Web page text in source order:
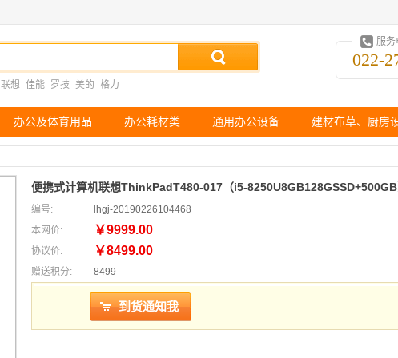
联想 佳能 罗技 美的 格力
服务
022-
办公及体育用品 办公耗材类 通用办公设备 建材布草、厨房
便携式计算机联想ThinkPadT480-017（i5-8250U8GB128GSSD+500GB
编号:
lhgj-20190226104468
本网价:
￥9999.00
协议价: ￥8499.00
赠送积分: 8499